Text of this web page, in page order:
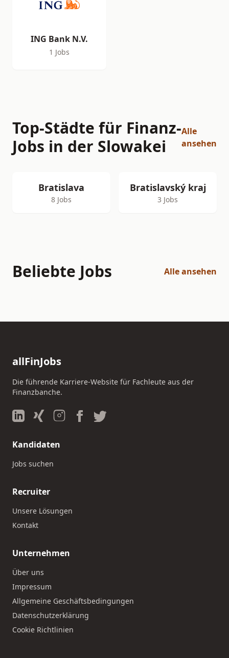
ING Bank N.V.
1 Jobs
Top-Städte für Finanz-
Jobs in der Slowakei
Alle
ansehen
Bratislava
8 Jobs
Bratislavský kraj
3 Jobs
Beliebte Jobs Alle ansehen
allFinJobs
Die führende Karriere-Website für Fachleute aus der
Finanzbanche.
Kandidaten
Jobs suchen
Recruiter
Unsere Lösungen
Kontakt
Unternehmen
Über uns
Impressum
Allgemeine Geschäftsbedingungen
Datenschutzerklärung
Cookie Richtlinien